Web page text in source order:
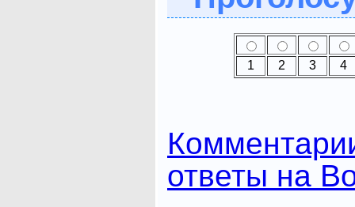
1 2 3 4
ответы на